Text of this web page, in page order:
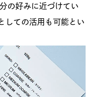
の好みに近づけてい
しての活用も可能とい